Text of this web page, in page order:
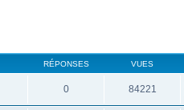
RÉPONSES VUES
0 84221